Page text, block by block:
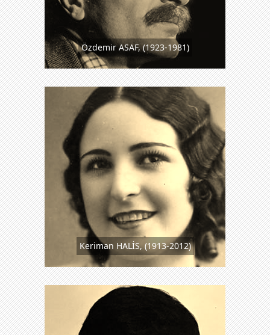
Özdemir ASAF, (1923-1981)
Keriman HALİS, (1913-2012)